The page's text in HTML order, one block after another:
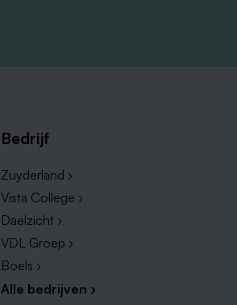
Bedrijf
Zuyderland ›
Vista College ›
Daelzicht ›
VDL Groep ›
Boels ›
Alle bedrijven ›